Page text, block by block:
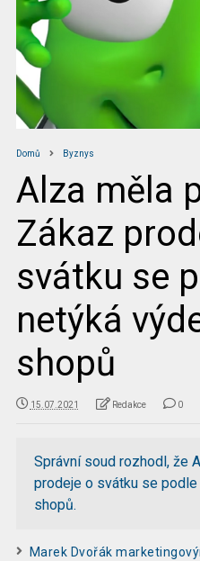
Domů Byznys
Alza měla
Zákaz
svátku se
netýká
shopů
15.07.2021 Redakce 0
Správní soud rozhodl, že
prodeje o svátku se
shopů.
Marek Dvořák